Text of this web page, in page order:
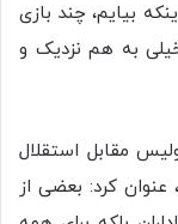
بیایم، چند بازی
به هم نزدیک و
مقابل استقلال
کرد: بعضی از